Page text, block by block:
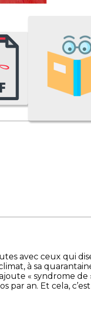
avec ceux qui
à sa
« syndrome
par an. Et cela,